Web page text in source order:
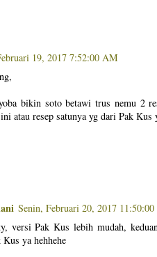
19, 2017 7:52:00 AM
bikin soto betawi trus nemu 2
atau resep satunya yg dari Pak
Senin, Februari 20, 2017
versi Pak Kus lebih mudah,
ya hehhehe